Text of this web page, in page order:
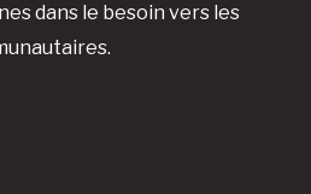
dans le besoin vers les